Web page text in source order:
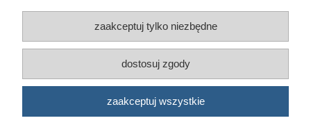
BĄDŹ NA BIEŻĄCO!
Kosmetyki samochodowe Automotive Care©2026 | PlatformaShoper
pokaż pełną wersję strony
zaakceptuj tylko niezbędne
dostosuj zgody
zaakceptuj wszystkie